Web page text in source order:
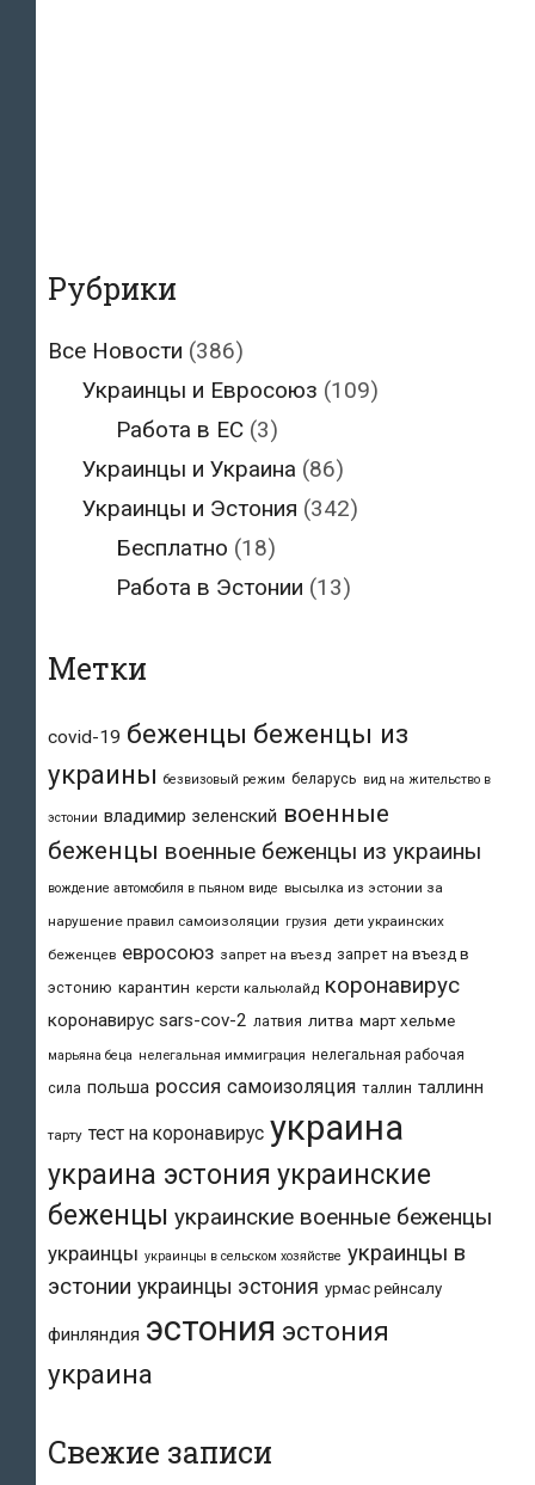
Рубрики
Все Новости (386)
Украинцы и Евросоюз (109)
Работа в ЕС (3)
Украинцы и Украина (86)
Украинцы и Эстония (342)
Бесплатно (18)
Работа в Эстонии (13)
Метки
covid-19 беженцы беженцы из
украины безвизовый режим беларусь вид на жительство в
эстонии владимир зеленский военные
беженцы военные беженцы из украины
вождение автомобиля в пьяном виде высылка из эстонии за
нарушение правил самоизоляции грузия дети украинских
беженцев евросоюз запрет на въезд запрет на въезд в
эстонию карантин керсти кальюлайд коронавирус
коронавирус sars-cov-2 латвия литва март хельме
марьяна беца нелегальная иммиграция нелегальная рабочая
сила польша россия самоизоляция таллин таллинн
тарту тест на коронавирус украина
украина эстония украинские
беженцы украинские военные беженцы
украинцы украинцы в сельском хозяйстве украинцы в
эстонии украинцы эстония урмас рейнсалу
финляндия эстония эстония
украина
Свежие записи